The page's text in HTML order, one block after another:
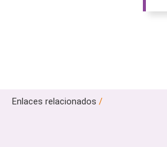
Enlaces relacionados /